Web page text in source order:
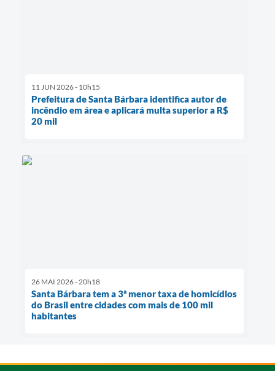
11 JUN 2026 - 10h15
Prefeitura de Santa Bárbara identifica autor de
incêndio em área e aplicará multa superior a R$
20 mil
26 MAI 2026 - 20h18
Santa Bárbara tem a 3ª menor taxa de homicídios
do Brasil entre cidades com mais de 100 mil
habitantes